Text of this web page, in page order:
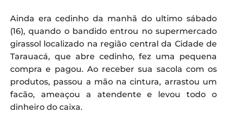
Ainda era cedinho da manhã do ultimo sábado
(16), quando o bandido entrou no supermercado
girassol localizado na região central da Cidade de
Tarauacá, que abre cedinho, fez uma pequena
compra e pagou. Ao receber sua sacola com os
produtos, passou a mão na cintura, arrastou um
facão, ameaçou a atendente e levou todo o
dinheiro do caixa.